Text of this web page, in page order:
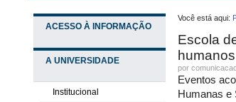
ACESSO À INFORMAÇÃO
A UNIVERSIDADE
Institucional
Você está aqui:
Escola
por
Eventos
Humanas e